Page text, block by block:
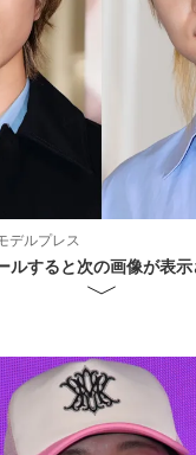
デルプレス
ルすると次の画像が表